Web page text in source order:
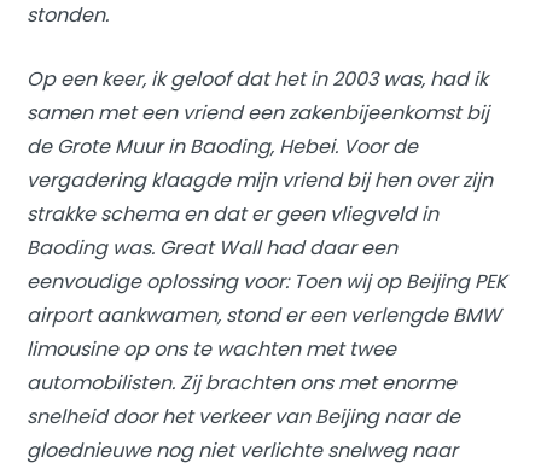
stonden.
Op een keer, ik geloof dat het in 2003 was, had ik
samen met een vriend een zakenbijeenkomst bij
de Grote Muur in Baoding, Hebei. Voor de
vergadering klaagde mijn vriend bij hen over zijn
strakke schema en dat er geen vliegveld in
Baoding was. Great Wall had daar een
eenvoudige oplossing voor: Toen wij op Beijing PEK
airport aankwamen, stond er een verlengde BMW
limousine op ons te wachten met twee
automobilisten. Zij brachten ons met enorme
snelheid door het verkeer van Beijing naar de
gloednieuwe nog niet verlichte snelweg naar